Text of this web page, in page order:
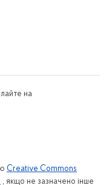
на
Creative Commons
, якщо не зазначено інше